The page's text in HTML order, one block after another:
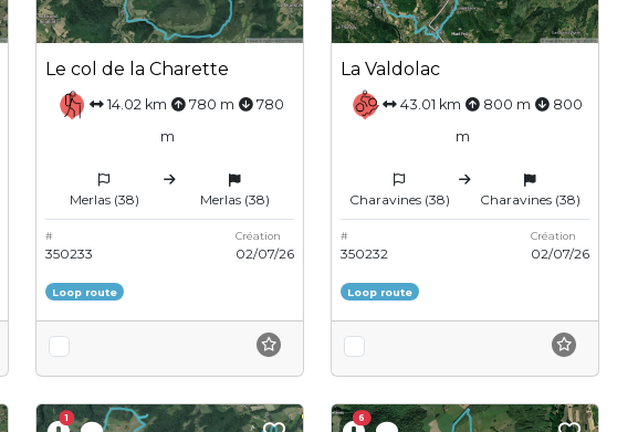
Le col de la Charette
14.02 km 780 m
780
m
Merlas (38) Merlas (38)
#
350233
Création
02/07/26
Loop route
La Valdolac
43.01 km 800 m
800
m
Charavines (38) Charavines (38)
#
350232
Création
02/07/26
Loop route
1 6